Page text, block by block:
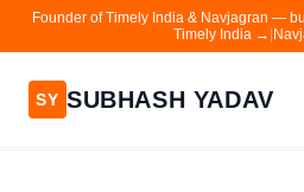
Founder of Timely India & Navjagran —
Timely India →
SY SUBHASH YADAV